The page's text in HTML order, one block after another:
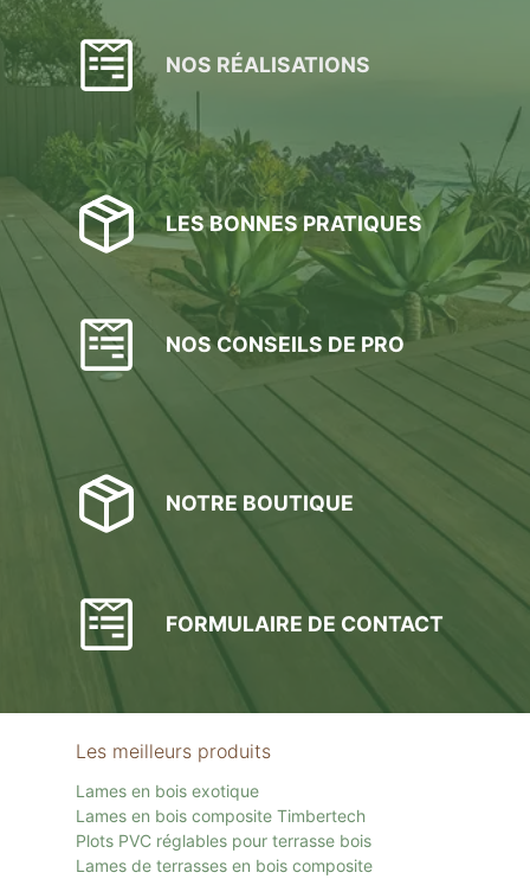
NOS RÉALISATIONS
LES BONNES PRATIQUES
NOS CONSEILS DE PRO
NOTRE BOUTIQUE
FORMULAIRE DE CONTACT
Les meilleurs produits
Lames en bois exotique
Lames en bois composite Timbertech
Plots PVC réglables pour terrasse bois
Lames de terrasses en bois composite